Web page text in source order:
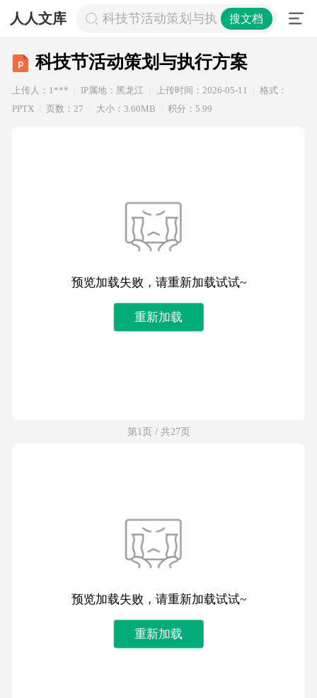
人人文库 科技节活动策划与执行方案
搜文档
科技节活动策划与执行方案
上传人：1*** IP属地：黑龙江 上传时间：2026-05-11
格式：
PPTX
页数：27 大小：3.60MB 积分：5.99
预览加载失败，请重新加载试试~
重新加载
第1页 / 共27页
预览加载失败，请重新加载试试~
重新加载